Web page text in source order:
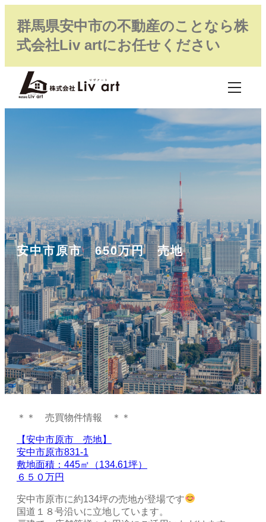
群馬県安中市の不動産のことなら株
式会社Liv artにお任せください
安中市原市 650万円 売地
＊＊ 売買物件情報 ＊＊
【安中市原市 売地】
安中市原市831-1
敷地面積：445㎡（134.61坪）
６５０万円
安中市原市に約134坪の売地が登場です
国道１８号沿いに立地しています。